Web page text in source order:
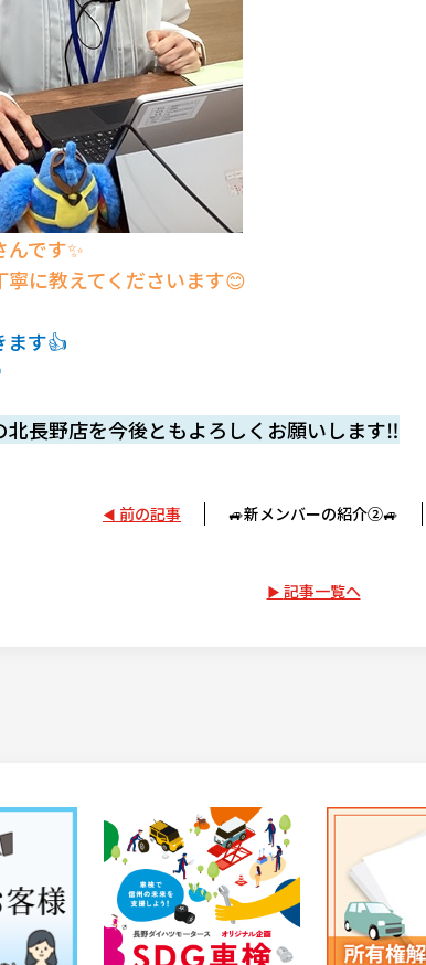
です✨
に教えてくださいます😊
ます👍
長野店を今後ともよろしくお願いします‼
前の記事 🚙新メンバーの紹介②🚙
記事一覧へ